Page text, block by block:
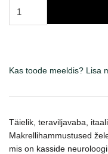
kogus
Kas toode meeldis? Lisa
Täielik, teraviljavaba,
Makrellihammustused
mis on kasside